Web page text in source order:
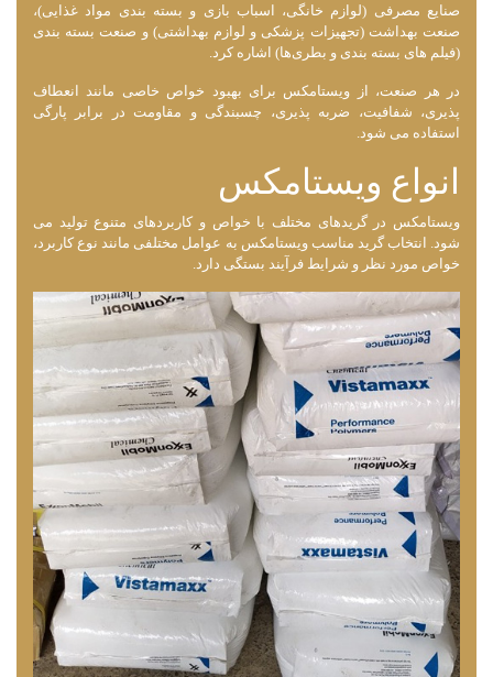
صنایع مصرفی (لوازم خانگی، اسباب ‌بازی و بسته ‌بندی مواد غذایی)،
صنعت بهداشت (تجهیزات پزشکی و لوازم بهداشتی) و صنعت بسته ‌بندی
(فیلم ‌های بسته ‌بندی و بطری‌ها) اشاره کرد.
در هر صنعت، از ویستامکس برای بهبود خواص خاصی مانند انعطاف
‌پذیری، شفافیت، ضربه ‌پذیری، چسبندگی و مقاومت در برابر پارگی
استفاده می ‌شود.
انواع ویستامکس
ویستامکس در گریدهای مختلف با خواص و کاربردهای متنوع تولید می
‌شود. انتخاب گرید مناسب ویستامکس به عوامل مختلفی مانند نوع کاربرد،
خواص مورد نظر و شرایط فرآیند بستگی دارد.